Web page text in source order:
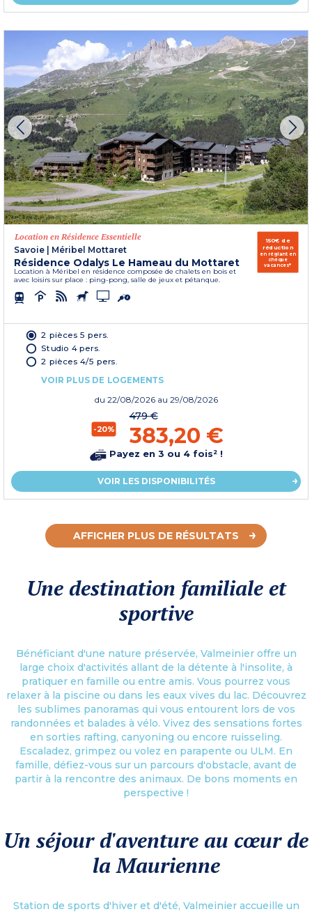
Location en Résidence Essentielle
Savoie | Méribel Mottaret
Résidence Odalys Le Hameau du Mottaret
Location à Méribel en résidence composée de chalets en bois et
avec loisirs sur place : ping-pong, salle de jeux et pétanque.
150€ de
réduction
en réglant en
chèque
vacances*
2 pièces 5 pers.
Studio 4 pers.
2 pièces 4/5 pers.
VOIR PLUS DE LOGEMENTS
du 22/08/2026 au 29/08/2026
-20%
479 €
383,20 €
Payez en 3 ou 4 fois² !
VOIR LES DISPONIBILITÉS
AFFICHER PLUS DE RÉSULTATS
Une destination familiale et
sportive
Bénéficiant d'une nature préservée, Valmeinier offre un
large choix d'activités allant de la détente à l'insolite, à
pratiquer en famille ou entre amis. Vous pourrez vous
relaxer à la piscine ou dans les eaux vives du lac. Découvrez
les sublimes panoramas qui vous entourent lors de vos
randonnées et balades à vélo. Vivez des sensations fortes
en sorties rafting, canyoning ou encore ruisseling.
Escaladez, grimpez ou volez en parapente ou ULM. En
famille, défiez-vous sur un parcours d'obstacle, avant de
partir à la rencontre des animaux. De bons moments en
perspective !
Un séjour d'aventure au cœur de
la Maurienne
Station de sports d'hiver et d'été, Valmeinier accueille un